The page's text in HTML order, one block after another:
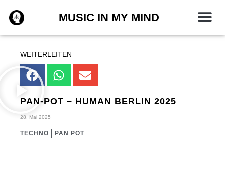
Inhalt
springen
MUSIC IN MY MIND
WEITERLEITEN
PAN-POT – HUMAN BERLIN 2025
28. Mai 2025
TECHNO PAN POT